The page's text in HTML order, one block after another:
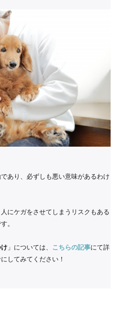
あり、必ずしも悪い意味があるわけ
にケガをさせてしまうリスクもある
。
」については、 こちらの記事にて詳
してみてください！